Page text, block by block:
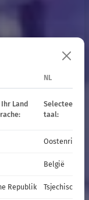
NL
Land
Selecteer uw
taal:
Oostenrijk
België
Republik Tsjechische